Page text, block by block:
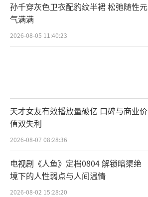
孙千穿灰色卫衣配豹纹半裙 松弛随性元
气满满
2026-08-05 11:40:23
天才女友有效播放量破亿 口碑与商业价
值双失利
2026-08-07 08:28:36
电视剧《人鱼》定档0804 解锁暗渠绝
境下的人性弱点与人间温情
2026-08-02 15:28:20